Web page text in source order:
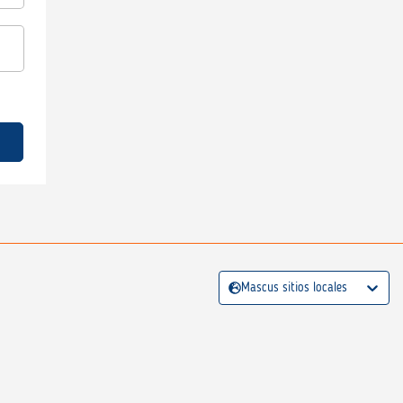
Mascus sitios locales